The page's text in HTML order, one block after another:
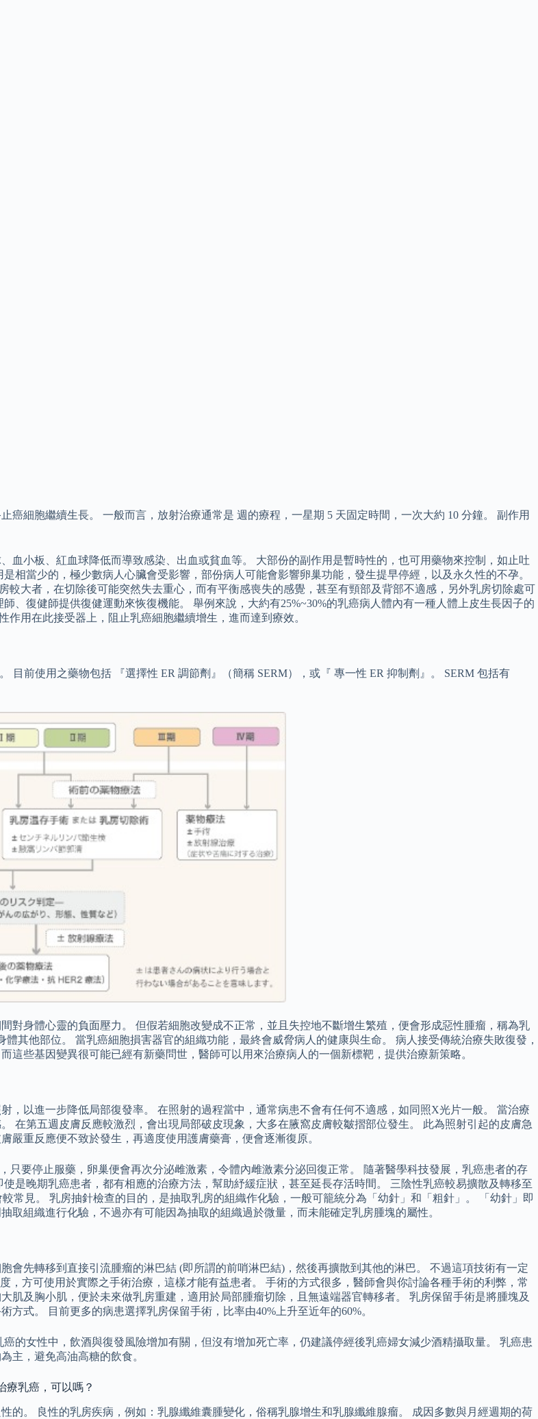
細胞繼續生長。 一般而言，放射治療通常是 週的療程，一星期 5 天固定時間，一次大約 10 分鐘。 副作用
血小板、紅血球降低而導致感染、出血或貧血等。 大部份的副作用是暫時性的，也可用藥物來控制，如止吐
相當少的，極少數病人心臟會受影響，部份病人可能會影響卵巢功能，發生提早停經，以及永久性的不孕。
大者，在切除後可能突然失去重心，而有平衡感喪失的感覺，甚至有頸部及背部不適感，另外乳房切除處可
、復健師提供復健運動來恢復機能。 舉例來說，大約有25%~30%的乳癌病人體內有一種人體上皮生長因子的
用在此接受器上，阻止乳癌細胞繼續增生，進而達到療效。
前使用之藥物包括 『選擇性 ER 調節劑』（簡稱 SERM），或『 專一性 ER 抑制劑』。 SERM 包括有
對身體心靈的負面壓力。 但假若細胞改變成不正常，並且失控地不斷增生繁殖，便會形成惡性腫瘤，稱為乳
其他部位。 當乳癌細胞損害器官的組織功能，最終會威脅病人的健康與生命。 病人接受傳統治療失敗復發，
些基因變異很可能已經有新藥問世，醫師可以用來治療病人的一個新標靶，提供治療新策略。
，以進一步降低局部復發率。 在照射的過程當中，通常病患不會有任何不適感，如同照X光片一般。 當治療
在第五週皮膚反應較激烈，會出現局部破皮現象，大多在腋窩皮膚較皺摺部位發生。 此為照射引起的皮膚急
重反應便不致於發生，再適度使用護膚藥膏，便會逐漸復原。
只要停止服藥，卵巢便會再次分泌雌激素，令體內雌激素分泌回復正常。 隨著醫學科技發展，乳癌患者的存
是晚期乳癌患者，都有相應的治療方法，幫助紓緩症狀，甚至延長存活時間。 三陰性乳癌較易擴散及轉移至
常見。 乳房抽針檢查的目的，是抽取乳房的組織作化驗，一般可籠統分為「幼針」和「粗針」。 「幼針」即
組織進行化驗，不過亦有可能因為抽取的組織過於微量，而未能確定乳房腫塊的屬性。
會先轉移到直接引流腫瘤的淋巴結 (即所謂的前哨淋巴結)，然後再擴散到其他的淋巴。 不過這項技術有一定
方可使用於實際之手術治療，這樣才能有益患者。 手術的方式很多，醫師會與你討論各種手術的利弊，常
肌及胸小肌，便於未來做乳房重建，適用於局部腫瘤切除，且無遠端器官轉移者。 乳房保留手術是將腫塊及
式。 目前更多的病患選擇乳房保留手術，比率由40%上升至近年的60%。
的女性中，飲酒與復發風險增加有關，但沒有增加死亡率，仍建議停經後乳癌婦女減少酒精攝取量。 乳癌患
主，避免高油高糖的飲食。
療乳癌，可以嗎？
的。 良性的乳房疾病，例如：乳腺纖維囊腫變化，俗稱乳腺增生和乳腺纖維腺瘤。 成因多數與月經週期的荷